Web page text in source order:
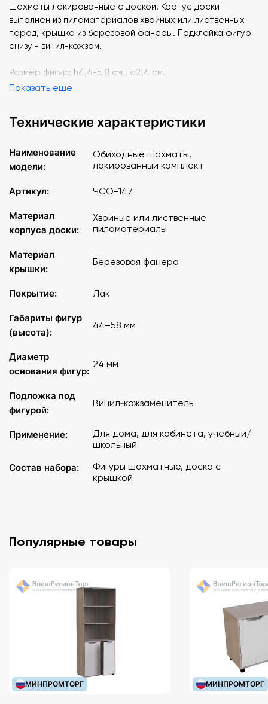
Шахматы лакированные с доской. Корпус доски
выполнен из пиломатериалов хвойных или лиственных
пород, крышка из березовой фанеры. Подклейка фигур
снизу - винил-кожзам.
Размер фигур: h4,4-5,8 см., d2,4 см.
Показать еще
Технические характеристики
Наименование
модели:
Обиходные шахматы,
лакированный комплект
Артикул: ЧСО-147
Материал
корпуса доски:
Хвойные или лиственные
пиломатериалы
Материал
крышки:
Берёзовая фанера
Покрытие: Лак
Габариты фигур
(высота):
44–58 мм
Диаметр
основания фигур:
24 мм
Подложка под
фигурой:
Винил‑кожзаменитель
Применение:
Для дома, для кабинета, учебный/
школьный
Состав набора:
Фигуры шахматные, доска с
крышкой
Популярные товары
МИНПРОМТОРГ МИНПРОМТОРГ